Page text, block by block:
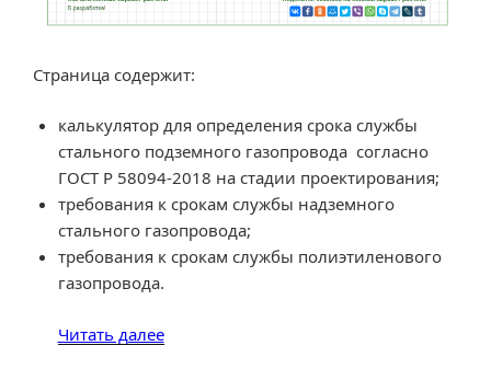
Страница содержит:
калькулятор для определения срока службы
стального подземного газопровода согласно
ГОСТ Р 58094-2018 на стадии проектирования;
требования к срокам службы надземного
стального газопровода;
требования к срокам службы полиэтиленового
газопровода.
Читать далее«Срок